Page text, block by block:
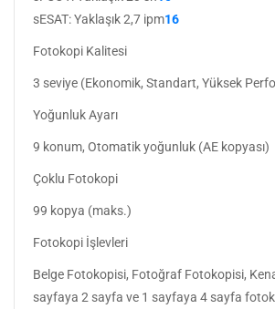
sESAT: Yaklaşık 2,7 ipm16
Fotokopi Kalitesi
3 seviye (Ekonomik, Standart, Yüksek
Yoğunluk Ayarı
9 konum, Otomatik yoğunluk (AE kopyası)
Çoklu Fotokopi
99 kopya (maks.)
Fotokopi İşlevleri
Belge Fotokopisi, Fotoğraf Fotokopisi,
sayfaya 2 sayfa ve 1 sayfaya 4 sayfa